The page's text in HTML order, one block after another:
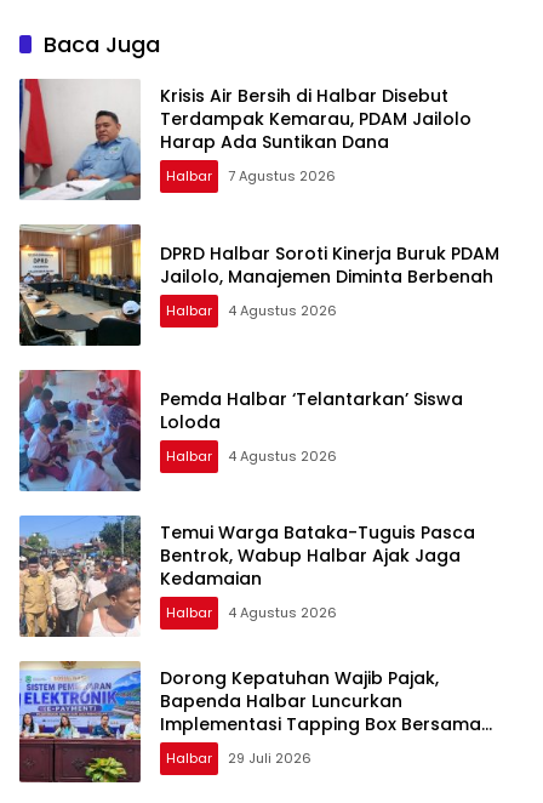
Bank Maluku-Malut
Baca Juga
Krisis Air Bersih di Halbar Disebut
Terdampak Kemarau, PDAM Jailolo
Harap Ada Suntikan Dana
Halbar 7 Agustus 2026
DPRD Halbar Soroti Kinerja Buruk PDAM
Jailolo, Manajemen Diminta Berbenah
Halbar 4 Agustus 2026
Pemda Halbar ‘Telantarkan’ Siswa
Loloda
Halbar 4 Agustus 2026
Temui Warga Bataka-Tuguis Pasca
Bentrok, Wabup Halbar Ajak Jaga
Kedamaian
Halbar 4 Agustus 2026
Dorong Kepatuhan Wajib Pajak,
Bapenda Halbar Luncurkan
Implementasi Tapping Box Bersama
Bank Maluku-Malut
Halbar 29 Juli 2026